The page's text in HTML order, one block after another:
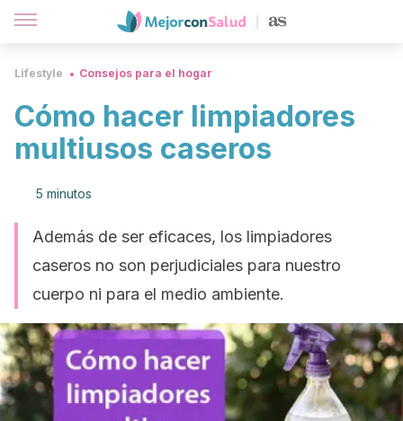
Lifestyle Consejos para el hogar
Cómo hacer limpiadores
multiusos caseros
5 minutos
Además de ser eficaces, los limpiadores
caseros no son perjudiciales para nuestro
cuerpo ni para el medio ambiente.